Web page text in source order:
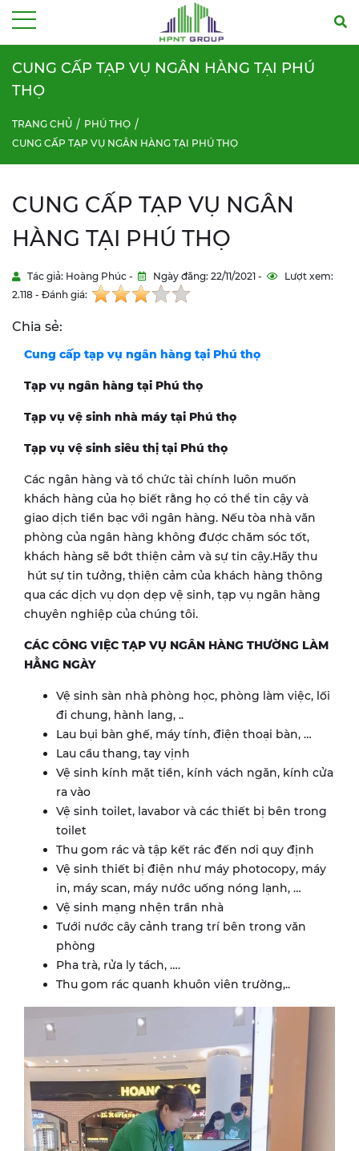
CUNG CẤP TẠP VỤ NGÂN HÀNG TẠI PHÚ
THỌ
TRANG CHỦ
PHÚ THỌ
CUNG CẤP TẠP VỤ NGÂN HÀNG TẠI PHÚ THỌ
CUNG CẤP TẠP VỤ NGÂN
HÀNG TẠI PHÚ THỌ
Tác giả: Hoàng Phúc - Ngày đăng: 22/11/2021 -
Lượt xem:
2.118 - Đánh giá:
Chia sẻ:
Cung cấp tạp vụ ngân hàng tại Phú thọ
Tạp vụ ngân hàng tại Phú thọ
Tạp vụ vệ sinh nhà máy tại Phú thọ
Tạp vụ vệ sinh siêu thị tại Phú thọ
Các ngân hàng và tổ chức tài chính luôn muốn
khách hàng của họ biết rằng họ có thể tin cậy và
giao dịch tiền bạc với ngân hàng. Nếu tòa nhà văn
phòng của ngân hàng không được chăm sóc tốt,
khách hàng sẽ bớt thiện cảm và sự tin cậy.Hãy thu
hút sự tin tưởng, thiện cảm của khách hàng thông
qua các dịch vụ dọn dẹp vệ sinh, tạp vụ ngân hàng
chuyên nghiệp của chúng tôi.
CÁC CÔNG VIỆC TẠP VỤ NGÂN HÀNG THƯỜNG LÀM
HẰNG NGÀY
Vệ sinh sàn nhà phòng học, phòng làm việc, lối
đi chung, hành lang, ..
Lau bụi bàn ghế, máy tính, điện thoại bàn, …
Lau cầu thang, tay vịnh
Vệ sinh kính mặt tiền, kính vách ngăn, kính cửa
ra vào
Vệ sinh toilet, lavabor và các thiết bị bên trong
toilet
Thu gom rác và tập kết rác đến nơi quy định
Vệ sinh thiết bị điện như máy photocopy, máy
in, máy scan, máy nước uống nóng lạnh, …
Vệ sinh mạng nhện trần nhà
Tưới nước cây cảnh trang trí bên trong văn
phòng
Pha trà, rửa ly tách, ….
Thu gom rác quanh khuôn viên trường,..